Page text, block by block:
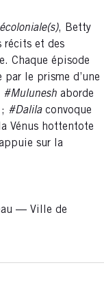
, Betty
récits et des
Chaque épisode
le prisme d’une
#Mulunesh aborde
#Dalila convoque
Vénus hottentote
sur la
— Ville de